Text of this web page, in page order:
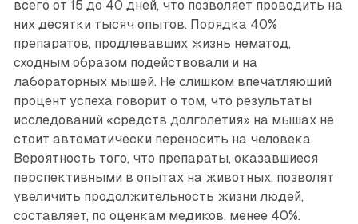
всего от 15 до 40 дней, что позволяет проводить на
них десятки тысяч опытов. Порядка 40%
препаратов, продлевавших жизнь нематод,
сходным образом подействовали и на
лабораторных мышей. Не слишком впечатляющий
процент успеха говорит о том, что результаты
исследований «средств долголетия» на мышах не
стоит автоматически переносить на человека.
Вероятность того, что препараты, оказавшиеся
перспективными в опытах на животных, позволят
увеличить продолжительность жизни людей,
составляет, по оценкам медиков, менее 40%.